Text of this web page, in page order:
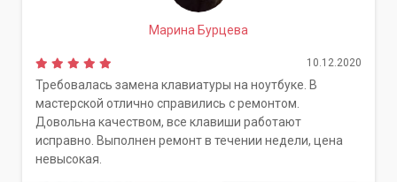
Марина Бурцева
10.12.2020
Требовалась замена клавиатуры на ноутбуке. В
мастерской отлично справились с ремонтом.
Довольна качеством, все клавиши работают
исправно. Выполнен ремонт в течении недели, цена
невысокая.